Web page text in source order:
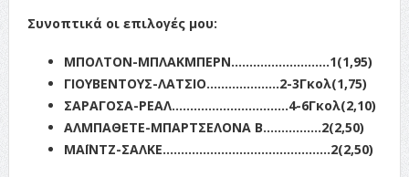
Συνοπτικά οι επιλογές μου:
ΜΠΟΛΤΟΝ-ΜΠΛΑΚΜΠΕΡΝ………………………1(1,95)
ΓΙΟΥΒΕΝΤΟΥΣ-ΛΑΤΣΙΟ………………..2-3Γκολ(1,75)
ΣΑΡΑΓΟΣΑ-ΡΕΑΛ…………………………..4-6Γκολ(2,10)
ΑΛΜΠΑΘΕΤΕ-ΜΠΑΡΤΣΕΛΟΝΑ Β…………….2(2,50)
ΜΑΪΝΤΖ-ΣΑΛΚΕ……………………………………….2(2,50)